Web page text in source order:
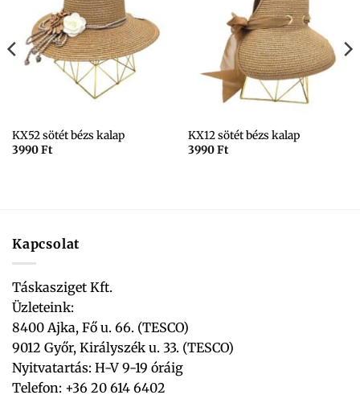
KX52 sötét bézs kalap
3990Ft
KX12 sötét bézs kalap
3990Ft
Kapcsolat
Táskasziget Kft.
Üzleteink:
8400 Ajka, Fő u. 66. (TESCO)
9012 Győr, Királyszék u. 33. (TESCO)
Nyitvatartás: H-V 9-19 óráig
Telefon: +36 20 614 6402